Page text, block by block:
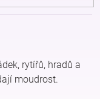
rytířů, hradů a
moudrost.